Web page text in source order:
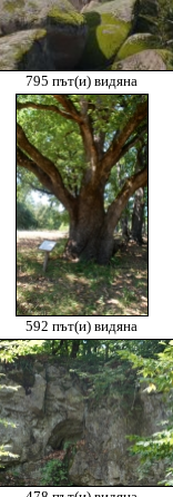
795 път(и) видяна
592 път(и) видяна